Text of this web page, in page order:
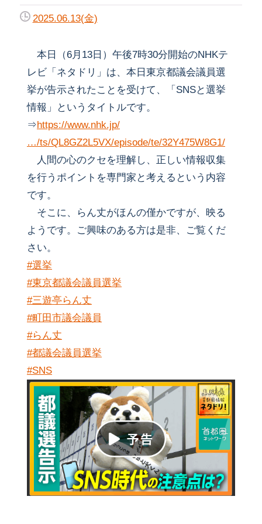
2025.06.13(金)
本日（6月13日）午後7時30分開始のNHKテ
レビ「ネタドリ」は、本日東京都議会議員選
挙が告示されたことを受けて、「SNSと選挙
情報」というタイトルです。
⇒https://www.nhk.jp/
…/ts/QL8GZ2L5VX/episode/te/32Y475W8G1/
人間の心のクセを理解し、正しい情報収集
を行うポイントを専門家と考えるという内容
です。
そこに、らん丈がほんの僅かですが、映る
ようです。ご興味のある方は是非、ご覧くだ
さい。
#選挙
#東京都議会議員選挙
#三遊亭らん丈
#町田市議会議員
#らん丈
#都議会議員選挙
#SNS